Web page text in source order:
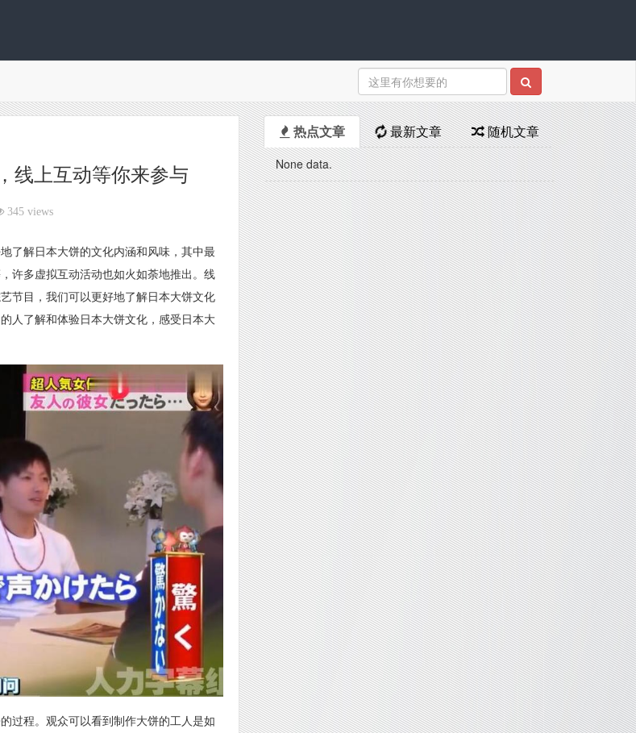
线上互动等你来参与
345 views
了解日本大饼的文化内涵和风味，其中最
许多虚拟互动活动也如火如荼地推出。线
节目，我们可以更好地了解日本大饼文化
人了解和体验日本大饼文化，感受日本大
过程。观众可以看到制作大饼的工人是如
热点文章 最新文章 随机文章
None data.